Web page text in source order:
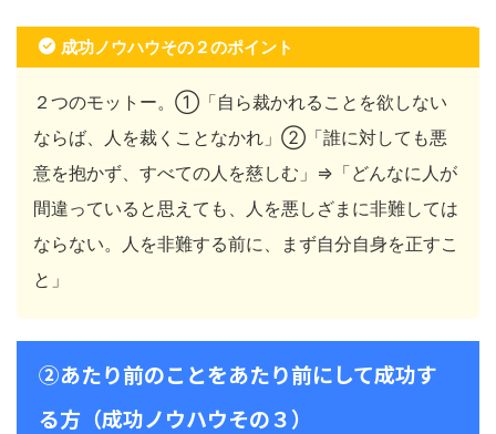
成功ノウハウその２のポイント
２つのモットー。①「自ら裁かれることを欲しない
ならば、人を裁くことなかれ」②「誰に対しても悪
意を抱かず、すべての人を慈しむ」⇒「どんなに人が
間違っていると思えても、人を悪しざまに非難しては
ならない。人を非難する前に、まず自分自身を正すこ
と」
②あたり前のことをあたり前にして成功す
る方（成功ノウハウその３）